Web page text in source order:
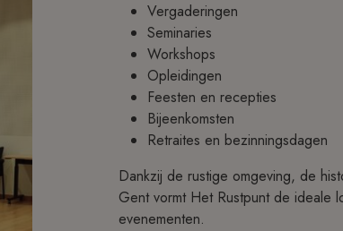
Vergaderingen
Seminaries
Workshops
Opleidingen
Feesten en recepties
Bijeenkomsten
Retraites en bezinningsdagen
Dankzij de rustige omgeving, de
Gent vormt Het Rustpunt de ideale
evenementen.